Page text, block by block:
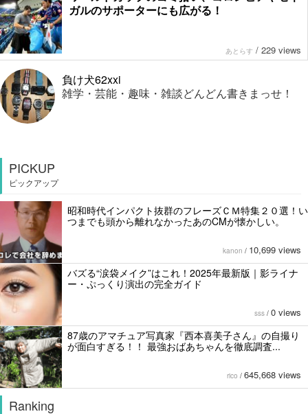
ガルのサポーターにも広がる！
あとらす / 229 views
負け犬62xxi
雑学・芸能・趣味・雑談どんどん書きまっせ！
PICKUP
ピックアップ
昭和時代インパクト抜群のフレーズＣＭ特集２０選！い
つまでも頭から離れなかったあのCMが懐かしい。
kanon / 10,699 views
バズる“涙袋メイク”はこれ！2025年最新版｜影ライナ
ー・ぷっくり演出の完全ガイド
sss / 0 views
87歳のアマチュア写真家『西本喜美子さん』の自撮り
が面白すぎる！！ 最強おばあちゃんを徹底調査...
rico / 645,668 views
Ranking